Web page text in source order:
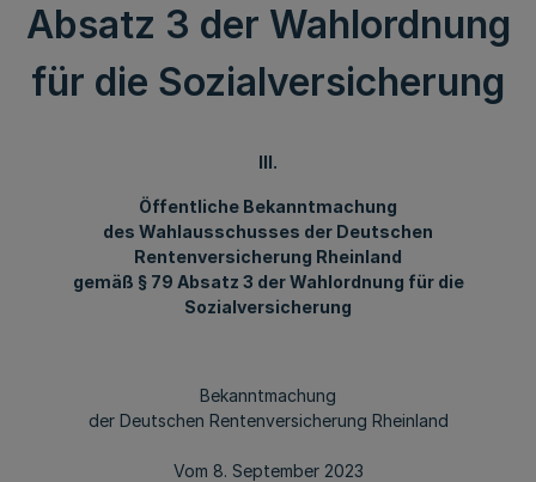
Absatz 3 der Wahlordnung
für die Sozialversicherung
III.
Öffentliche Bekanntmachung
des Wahlausschusses der Deutschen
Rentenversicherung Rheinland
gemäß § 79 Absatz 3 der Wahlordnung für die
Sozialversicherung
Bekanntmachung
der Deutschen Rentenversicherung Rheinland
Vom 8. September 2023